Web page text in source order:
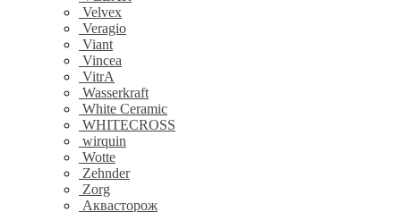
Velvex
Veragio
Viant
Vincea
VitrA
Wasserkraft
White Ceramic
WHITECROSS
wirquin
Wotte
Zehnder
Zorg
Аквасторож